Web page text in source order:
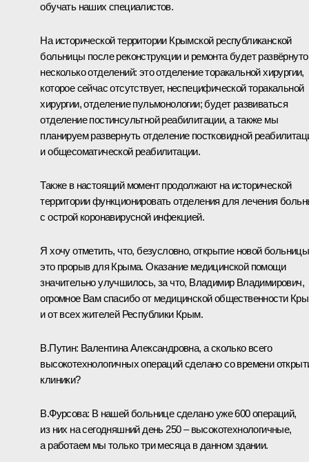
обучать наших специалистов.
На исторической территории Крымской республиканской
больницы после реконструкции и ремонта будет развёрнуто
несколько отделений: это отделение торакальной хирургии,
которое сейчас отсутствует, неспецифической торакальной
хирургии, отделение пульмонологии; будет развиваться
отделение постинсультной реабилитации, а также мы
планируем развернуть отделение постковидной
и общесоматической реабилитации.
Также в настоящий момент продолжают на исторической
территории функционировать отделения для лечения
с острой коронавирусной инфекцией.
Я хочу отметить, что, безусловно, открытие новой
это прорыв для Крыма. Оказание медицинской помощи
значительно улучшилось, за что, Владимир Владимирович,
огромное Вам спасибо от медицинской общественности
и от всех жителей Республики Крым.
В.Путин: Валентина Александровна, а сколько всего
высокотехнологичных операций сделано со времени
клиники?
В.Фурсова: В нашей больнице сделано уже 600 операций,
из них на сегодняшний день 250 ‒ высокотехнологичные,
а работаем мы только три месяца в данном здании.